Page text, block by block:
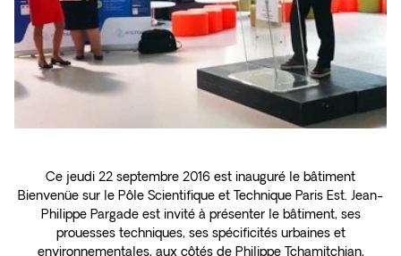
Ce jeudi 22 septembre 2016 est inauguré le bâtiment
Bienvenüe sur le Pôle Scientifique et Technique Paris Est. Jean-
Philippe Pargade est invité à présenter le bâtiment, ses
prouesses techniques, ses spécificités urbaines et
environnementales, aux côtés de Philippe Tchamitchian,